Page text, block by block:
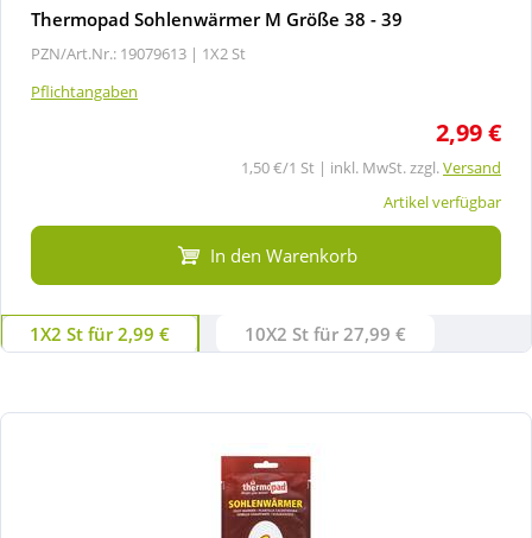
Thermopad Sohlenwärmer M Größe 38 - 39
PZN/Art.Nr.: 19079613 | 1X2 St
Pflichtangaben
2,99 €
1,50 €/1 St | inkl. MwSt. zzgl.Versand
Artikel verfügbar
In den Warenkorb
1X2 St für 2,99 € 10X2 St für 27,99 €